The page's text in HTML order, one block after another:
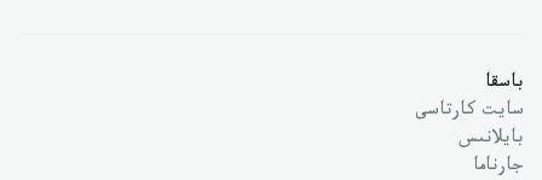
باسقا
سايت كارتاسى
بايلانىس
جارناما